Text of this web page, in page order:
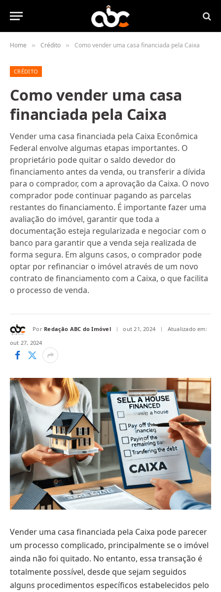
Home » Crédito » Como vender uma casa financiada pela Caixa
CRÉDITO
Como vender uma casa
financiada pela Caixa
Vender uma casa financiada pela Caixa Econômica
Federal envolve algumas etapas importantes. O
proprietário pode quitar o saldo devedor do
financiamento antes da venda, ou transferir a dívida
para o comprador, com a aprovação da Caixa. O novo
comprador pode continuar pagando as parcelas
restantes do financiamento. É importante fazer uma
avaliação do imóvel, garantir que toda a
documentação esteja regularizada e negociar com o
banco para garantir que a venda seja realizada de
forma segura. Em alguns casos, o comprador pode
optar por refinanciar o imóvel através de um novo
contrato de financiamento com a Caixa, o que facilita
o processo de venda.
Por Redação ABC do Imóvel out 21, 2024
Atualizado em:
out 27, 2024
Vender uma casa financiada pela Caixa pode parecer
um processo complicado, principalmente se o imóvel
ainda não foi quitado. No entanto, essa transação é
totalmente possível, desde que sejam seguidos
alguns procedimentos específicos estabelecidos pelo